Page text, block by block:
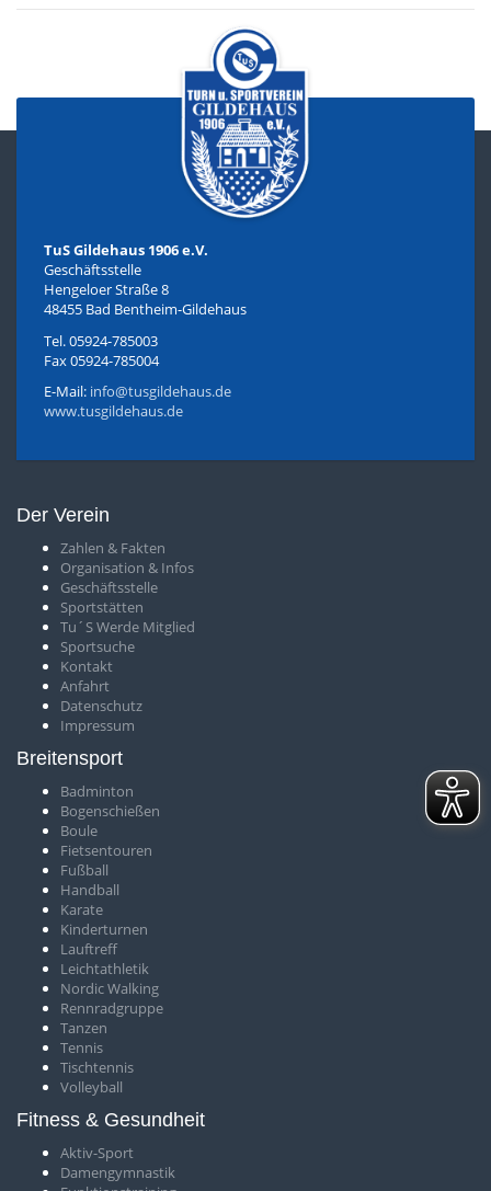
TuS Gildehaus 1906 e.V.
Geschäftsstelle
Hengeloer Straße 8
48455 Bad Bentheim-Gildehaus
Tel. 05924-785003
Fax 05924-785004
E-Mail: info@tusgildehaus.de
www.tusgildehaus.de
Der Verein
Zahlen & Fakten
Organisation & Infos
Geschäftsstelle
Sportstätten
Tu´S Werde Mitglied
Sportsuche
Kontakt
Anfahrt
Datenschutz
Impressum
Breitensport
Badminton
Bogenschießen
Boule
Fietsentouren
Fußball
Handball
Karate
Kinderturnen
Lauftreff
Leichtathletik
Nordic Walking
Rennradgruppe
Tanzen
Tennis
Tischtennis
Volleyball
Fitness & Gesundheit
Aktiv-Sport
Damengymnastik